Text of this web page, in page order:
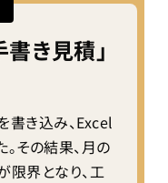
き見積」
き込み、Excel
その結果、月の
界となり、工